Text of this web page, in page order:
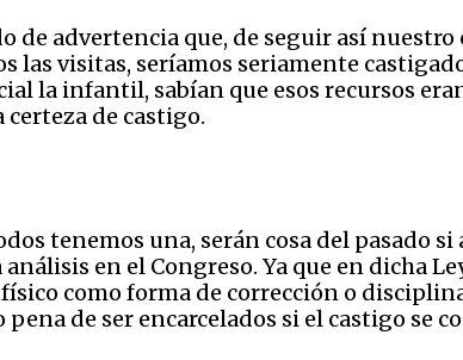
de advertencia que, de seguir así
las visitas, seríamos seriamente
la infantil, sabían que esos recursos
certeza de castigo.
tenemos una, serán cosa del pasado
en el Congreso. Ya que en dicha
como forma de corrección o
de ser encarcelados si el castigo se